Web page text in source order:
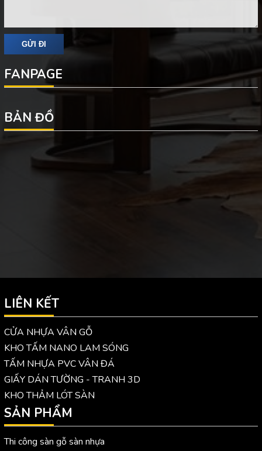
FANPAGE
BẢN ĐỒ
LIÊN KẾT
CỬA NHỰA VÂN GỖ
KHO TẤM NANO LAM SÓNG
TẤM NHỰA PVC VÂN ĐÁ
GIẤY DÁN TƯỜNG - TRANH 3D
KHO THẢM LÓT SÀN
SẢN PHẨM
Thi công sàn gỗ sàn nhựa